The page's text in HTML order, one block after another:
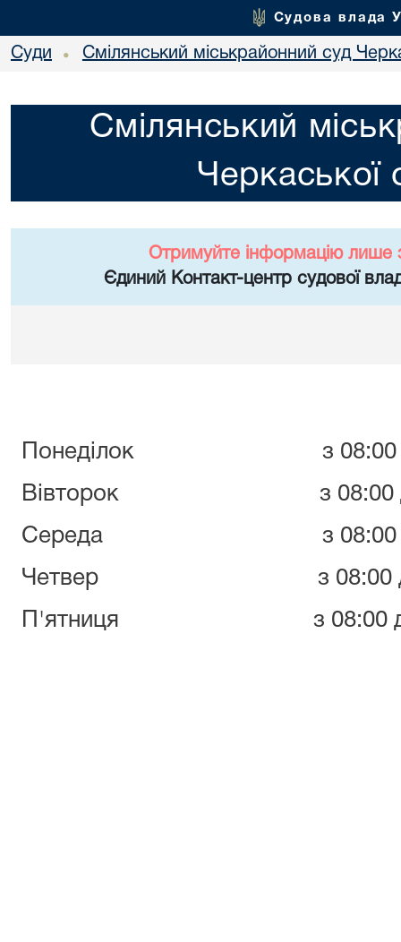
Судова влада
Суди • Смілянський міськрайонний суд
Смілянський
Черкаської
Отримуйте інформацію лише
Єдиний Контакт-центр судової
Понеділок з 08:00 до
Вівторок з 08:00 до
Середа з 08:00 до
Четвер з 08:00 до
П'ятниця з 08:00 до